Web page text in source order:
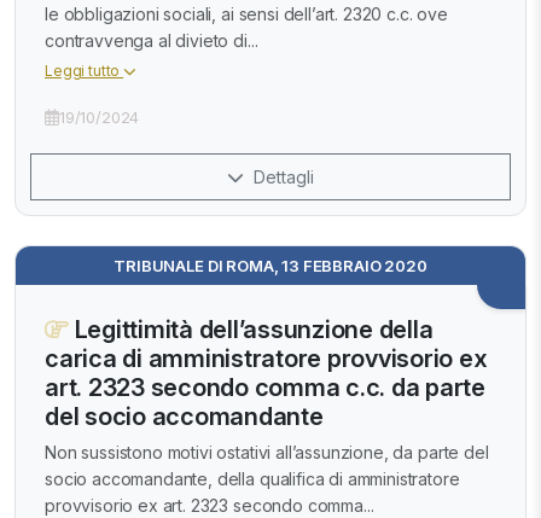
le obbligazioni sociali, ai sensi dell’art. 2320 c.c. ove
contravvenga al divieto di...
Leggi tutto
19/10/2024
Dettagli
TRIBUNALE DI ROMA, 13 FEBBRAIO 2020
Legittimità dell’assunzione della
carica di amministratore provvisorio ex
art. 2323 secondo comma c.c. da parte
del socio accomandante
Non sussistono motivi ostativi all’assunzione, da parte del
socio accomandante, della qualifica di amministratore
provvisorio ex art. 2323 secondo comma...